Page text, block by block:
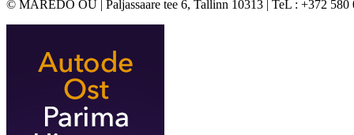
© MAREDO OÜ | Paljassaare tee 6, Tallinn 10313 | TeL : +372 580